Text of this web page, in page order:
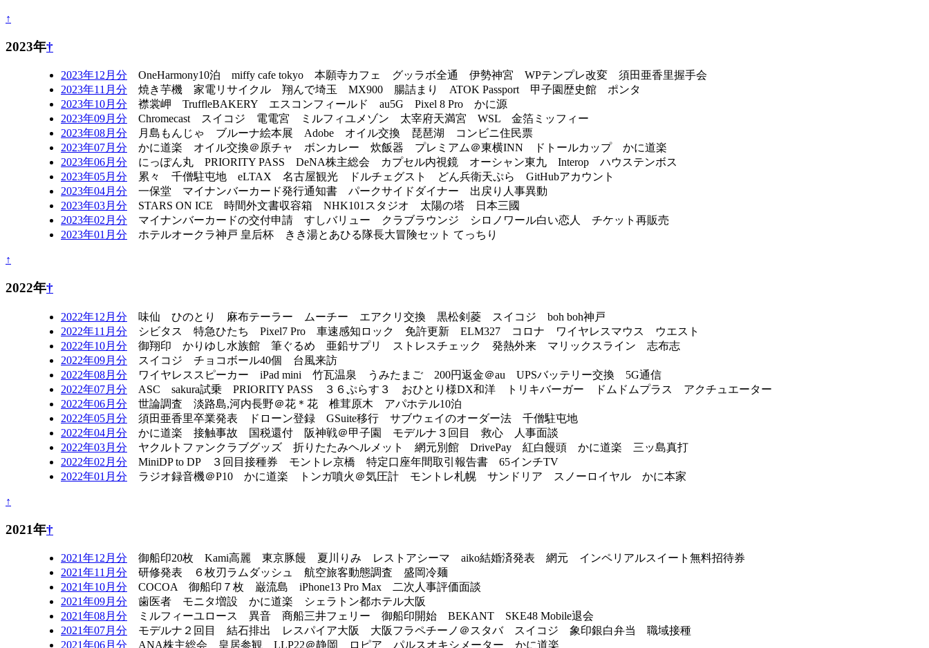
↑
2023年†
2023年12月分 OneHarmony10泊 miffy cafe tokyo 本願寺カフェ グッラボ全通 伊勢神宮 WPテンプレ改変 須田亜香里握手会
2023年11月分 焼き芋機 家電リサイクル 翔んで埼玉 MX900 腸詰まり ATOK Passport 甲子園歴史館 ポンタ
2023年10月分 襟裳岬 TruffleBAKERY エスコンフィールド au5G Pixel 8 Pro かに源
2023年09月分 Chromecast スイコジ 電電宮 ミルフィユメゾン 太宰府天満宮 WSL 金箔ミッフィー
2023年08月分 月島もんじゃ ブルーナ絵本展 Adobe オイル交換 琵琶湖 コンビニ住民票
2023年07月分 かに道楽 オイル交換＠原チャ ボンカレー 炊飯器 プレミアム＠東横INN ドトールカップ かに道楽
2023年06月分 にっぽん丸 PRIORITY PASS DeNA株主総会 カプセル内視鏡 オーシャン東九 Interop ハウステンボス
2023年05月分 累々 千僧駐屯地 eLTAX 名古屋観光 ドルチェグスト どん兵衛天ぷら GitHubアカウント
2023年04月分 一保堂 マイナンバーカード発行通知書 パークサイドダイナー 出戻り人事異動
2023年03月分 STARS ON ICE 時間外文書収容箱 NHK101スタジオ 太陽の塔 日本三國
2023年02月分 マイナンバーカードの交付申請 すしバリュー クラブラウンジ シロノワール白い恋人 チケット再販売
2023年01月分 ホテルオークラ神戸 皇后杯 きき湯とあひる隊長大冒険セット てっちり
↑
2022年†
2022年12月分 味仙 ひのとり 麻布テーラー ムーチー エアクリ交換 黒松剣菱 スイコジ boh boh神戸
2022年11月分 シビタス 特急ひたち Pixel7 Pro 車速感知ロック 免許更新 ELM327 コロナ ワイヤレスマウス ウエスト
2022年10月分 御翔印 かりゆし水族館 筆ぐるめ 亜鉛サプリ ストレスチェック 発熱外来 マリックスライン 志布志
2022年09月分 スイコジ チョコボール40個 台風来訪
2022年08月分 ワイヤレススピーカー iPad mini 竹瓦温泉 うみたまご 200円返金＠au UPSバッテリー交換 5G通信
2022年07月分 ASC sakura試乗 PRIORITY PASS ３６ぷらす３ おひとり様DX和洋 トリキバーガー ドムドムプラス アクチュエーター
2022年06月分 世論調査 淡路島,河内長野＠花＊花 椎茸原木 アパホテル10泊
2022年05月分 須田亜香里卒業発表 ドローン登録 GSuite移行 サブウェイのオーダー法 千僧駐屯地
2022年04月分 かに道楽 接触事故 国税還付 阪神戦＠甲子園 モデルナ３回目 救心 人事面談
2022年03月分 ヤクルトファンクラブグッズ 折りたたみヘルメット 網元別館 DrivePay 紅白饅頭 かに道楽 三ッ島真打
2022年02月分 MiniDP to DP ３回目接種券 モントレ京橋 特定口座年間取引報告書 65インチTV
2022年01月分 ラジオ録音機＠P10 かに道楽 トンガ噴火＠気圧計 モントレ札幌 サンドリア スノーロイヤル かに本家
↑
2021年†
2021年12月分 御船印20枚 Kami高麗 東京豚饅 夏川りみ レストアシーマ aiko結婚済発表 網元 インペリアルスイート無料招待券
2021年11月分 研修発表 ６枚刃ラムダッシュ 航空旅客動態調査 盛岡冷麺
2021年10月分 COCOA 御船印７枚 巌流島 iPhone13 Pro Max 二次人事評価面談
2021年09月分 歯医者 モニタ増設 かに道楽 シェラトン都ホテル大阪
2021年08月分 ミルフィーユロース 異音 商船三井フェリー 御船印開始 BEKANT SKE48 Mobile退会
2021年07月分 モデルナ２回目 結石排出 レスパイア大阪 大阪フラペチーノ＠スタバ スイコジ 象印銀白弁当 職域接種
2021年06月分 ANA株主総会 皇居参観 LLP22＠静岡 ロピア パルスオキシメーター かに道楽